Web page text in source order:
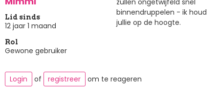
Lid sinds
12 jaar 1 maand
Rol
Gewone gebruiker
binnendruppelen - ik houd
jullie op de hoogte.
Login of registreer om te reageren